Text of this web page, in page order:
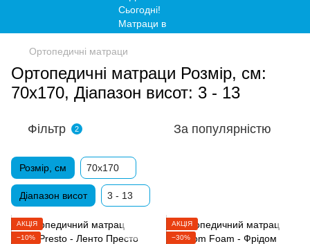
Ортопедичні матраци
Ортопедичні матраци Розмір, см:
70х170, Діапазон висот: 3 - 13
Фільтр 2 За популярністю
Розмір, см 70х170
Діапазон висот 3 - 13
АКЦІЯ
−10%
АКЦІЯ
−30%